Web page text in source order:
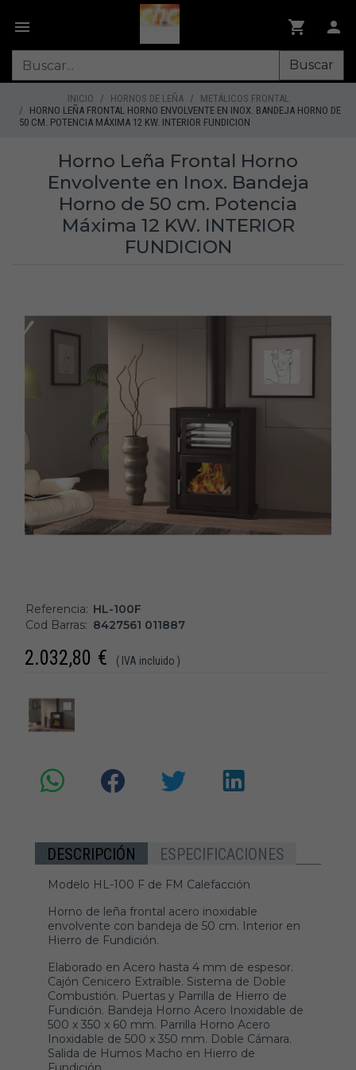
Buscar
INICIO HORNOS DE LEÑA
METÁLICOS FRONTAL
HORNO LEÑA FRONTAL HORNO ENVOLVENTE EN INOX. BANDEJA HORNO DE
50 CM. POTENCIA MÁXIMA 12 KW. INTERIOR FUNDICION
Horno Leña Frontal Horno
Envolvente en Inox. Bandeja
Horno de 50 cm. Potencia
Máxima 12 KW. INTERIOR
FUNDICION
Referencia: HL-100F
Cod Barras: 8427561 011887
2.032,80 € ( IVA incluido )
DESCRIPCIÓN ESPECIFICACIONES
Modelo HL-100 F de FM Calefacción
Horno de leña frontal acero inoxidable
envolvente con bandeja de 50 cm. Interior en
Hierro de Fundición.
Elaborado en Acero hasta 4 mm de espesor.
Cajón Cenicero Extraíble. Sistema de Doble
Combustión. Puertas y Parrilla de Hierro de
Fundición. Bandeja Horno Acero Inoxidable de
500 x 350 x 60 mm. Parrilla Horno Acero
Inoxidable de 500 x 350 mm. Doble Cámara.
Salida de Humos Macho en Hierro de